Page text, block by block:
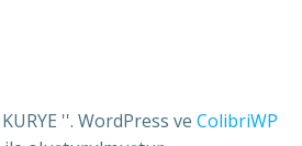
''. WordPress ve ColibriWP